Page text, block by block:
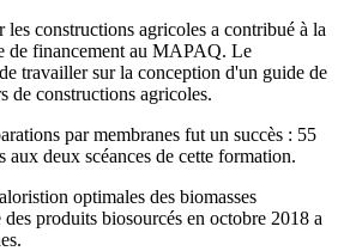
constructions agricoles a contribué à la
de financement au MAPAQ. Le
travailler sur la conception d'un guide de
de constructions agricoles.
par membranes fut un succès : 55
aux deux scéances de cette formation.
optimales des biomasses
produits biosourcés en octobre 2018 a